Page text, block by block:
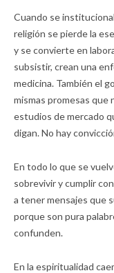
Cuando se
religión se pierde la
y se convierte en
subsistir, crean una
medicina. También el
mismas promesas que
estudios de mercado
digan. No hay
En todo lo que se
sobrevivir y cumplir
a tener mensajes que
porque son pura
confunden.
En la espiritualidad